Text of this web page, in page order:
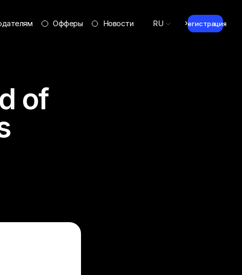
Офферы Новости RU Регистрация
of